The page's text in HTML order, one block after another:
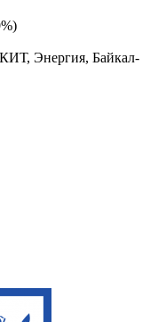
Энергия, Байкал-